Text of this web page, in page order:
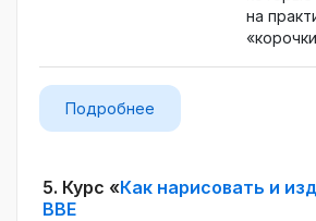
на
Подробнее
5. Курс «Как нарисовать и
BBE